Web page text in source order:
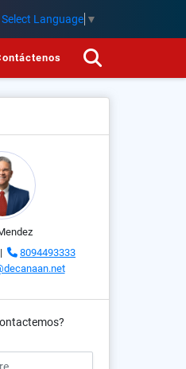
Select Language ▼
|
8094493333